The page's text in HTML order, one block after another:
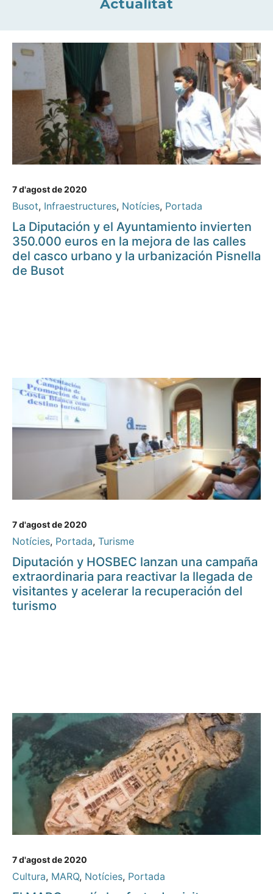
Actualitat
7 d'agost de 2020
Busot, Infraestructures, Notícies, Portada
La Diputación y el Ayuntamiento invierten
350.000 euros en la mejora de las calles
del casco urbano y la urbanización Pisnella
de Busot
7 d'agost de 2020
Notícies, Portada, Turisme
Diputación y HOSBEC lanzan una campaña
extraordinaria para reactivar la llegada de
visitantes y acelerar la recuperación del
turismo
7 d'agost de 2020
Cultura, MARQ, Notícies, Portada